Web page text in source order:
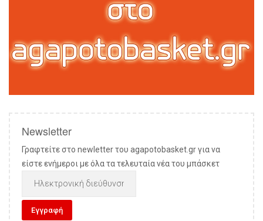
Newsletter
Γραφτείτε στο newletter του agapotobasket.gr για να
είστε ενήμεροι με όλα τα τελευταία νέα του μπάσκετ